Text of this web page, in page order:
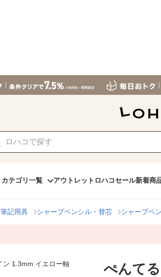
カテゴリ一覧 アウトレット ロハコセール新着商
筆記用具 シャープペンシル・替芯 シャープペ
ぺんて